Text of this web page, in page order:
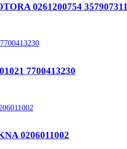
0261200754 357907311
7700413230
0206011002